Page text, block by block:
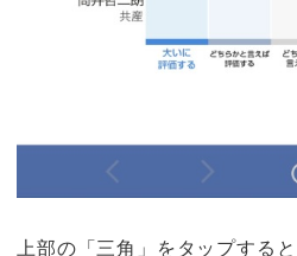
上部の「三角」をタップする